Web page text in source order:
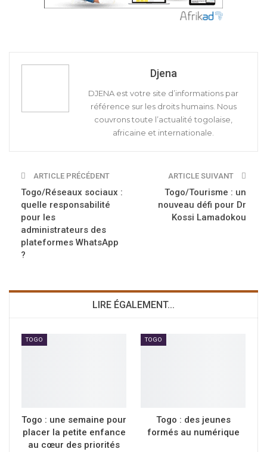
Djena
DJENA est votre site d’informations par
référence sur les droits humains. Nous
couvrons toute l’actualité togolaise,
africaine et internationale.
ARTICLE PRÉCÉDENT
Togo/Réseaux sociaux :
quelle responsabilité
pour les
administrateurs des
plateformes WhatsApp
?
ARTICLE SUIVANT
Togo/Tourisme : un
nouveau défi pour Dr
Kossi Lamadokou
LIRE ÉGALEMENT...
TOGO
Togo : une semaine pour
placer la petite enfance
au cœur des priorités
TOGO
Togo : des jeunes
formés au numérique